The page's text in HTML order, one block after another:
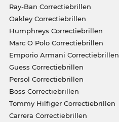
Ray-Ban Correctiebrillen
Oakley Correctiebrillen
Humphreys Correctiebrillen
Marc O Polo Correctiebrillen
Emporio Armani Correctiebrillen
Guess Correctiebrillen
Persol Correctiebrillen
Boss Correctiebrillen
Tommy Hilfiger Correctiebrillen
Carrera Correctiebrillen